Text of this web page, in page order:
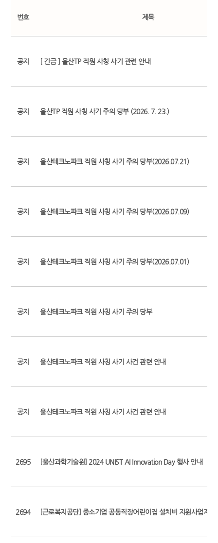
번호 제목
공지 [ 긴급 ] 울산TP 직원 사칭 사기 관련 안내
공지 울산TP 직원 사칭 사기 주의 당부 (2026. 7. 23.)
공지 울산테크노파크 직원 사칭 사기 주의 당부(2026.07.21)
공지 울산테크노파크 직원 사칭 사기 주의 당부(2026.07.09)
공지 울산테크노파크 직원 사칭 사기 주의 당부(2026.07.01)
공지 울산테크노파크 직원 사칭 사기 주의 당부
공지 울산테크노파크 직원 사칭 사기 사건 관련 안내
공지 울산테크노파크 직원 사칭 사기 사건 관련 안내
2695 [울산과학기술원] 2024 UNIST AI Innovation Day 행사 안내
2694 [근로복지공단] 중소기업 공동직장어린이집 설치비 지원사업자